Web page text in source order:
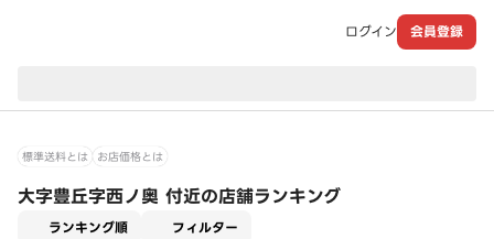
ログイン 会員登録
標準送料とは お店価格とは
大字豊丘字西ノ奥 付近の店舗ランキング
ランキング順 フィルター